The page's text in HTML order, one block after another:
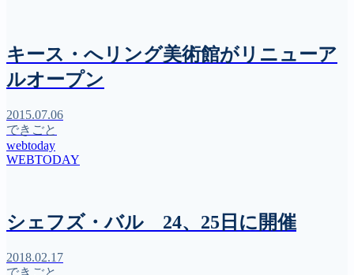
キース・へリング美術館がリニューア
ルオープン
2015.07.06
できごと
webtoday
WEBTODAY
シェフズ・バル 24、25日に開催
2018.02.17
できごと